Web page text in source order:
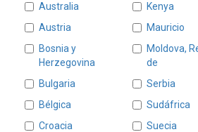
Australia
Kenya
Austria
Mauricio
Bosnia y
Herzegovina
Moldova,
de
Bulgaria
Serbia
Bélgica
Sudáfrica
Croacia
Suecia